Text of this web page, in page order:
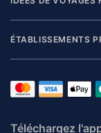
ÉTABLISSEMENTS
Téléchargez